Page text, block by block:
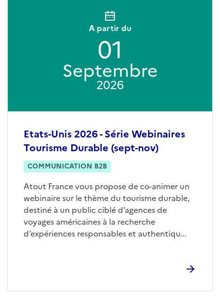
Etats-Unis 2026 - Série Webinaires
Tourisme Durable (sept-nov)
COMMUNICATION B2B
Atout France vous propose de co-animer un
webinaire sur le thème du tourisme durable,
destiné à un public ciblé d’agences de
voyages américaines à la recherche
d’expériences responsables et authentiqu...
A partir du
01
Septembre
2026